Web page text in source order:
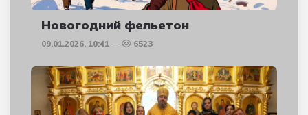
Новогодний фельетон
09.01.2026, 10:41 6523